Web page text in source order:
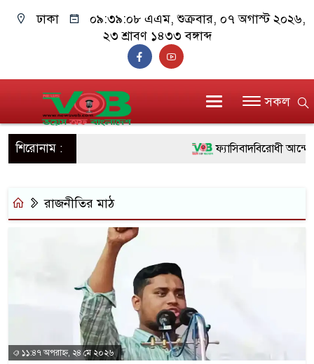
ঢাকা ০৯:৩৯:০৯ এএম, শুক্রবার, ০৭ অগাস্ট ২০২৬,
২৩ শ্রাবণ ১৪৩৩ বঙ্গাব্দ
সকল
শিরোনাম : ফ্যাসিবাদবিরোধী
প্রধানমন্ত্রী
মিরপুর মডেল থানার
রাজনীতির মাঠ
১১:৪৭ অপরাহ্ন, ২৪ মে ২০২৬